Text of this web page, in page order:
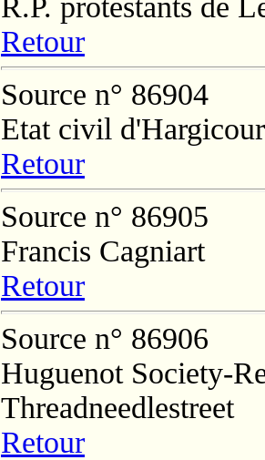
R.P. protestants de
Retour
Source n° 86904
Etat civil
Retour
Source n° 86905
Francis Cagniart
Retour
Source n° 86906
Huguenot Society-
Threadneedlestreet
Retour